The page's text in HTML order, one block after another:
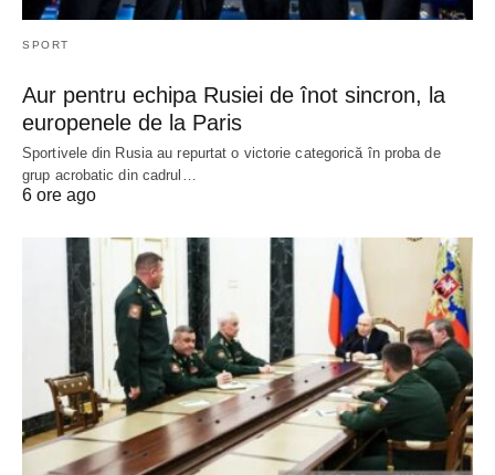
SPORT
Aur pentru echipa Rusiei de înot sincron, la
europenele de la Paris
Sportivele din Rusia au repurtat o victorie categorică în proba de
grup acrobatic din cadrul…
6 ore ago